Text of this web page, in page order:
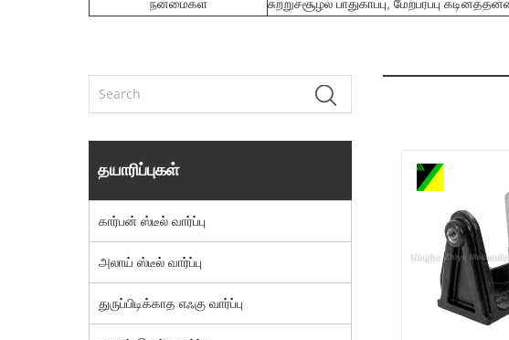
நன்மைகள்
சுற்றுச்சூழல் பாதுகாப்பு, மேற்பரப்பு
தயாரிப்புகள்
கார்பன் ஸ்டீல் வார்ப்பு
அலாய் ஸ்டீல் வார்ப்பு
துருப்பிடிக்காத எஃகு வார்ப்பு